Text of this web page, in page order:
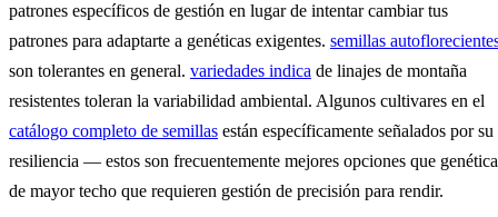
patrones específicos de gestión en lugar de intentar cambiar tus
patrones para adaptarte a genéticas exigentes. semillas
son tolerantes en general. variedades indica de linajes de montaña
resistentes toleran la variabilidad ambiental. Algunos cultivares en el
catálogo completo de semillas están específicamente señalados por su
resiliencia — estos son frecuentemente mejores opciones que
de mayor techo que requieren gestión de precisión para rendir.